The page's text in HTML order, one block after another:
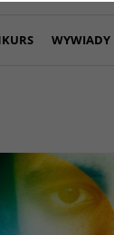
WYWIADY